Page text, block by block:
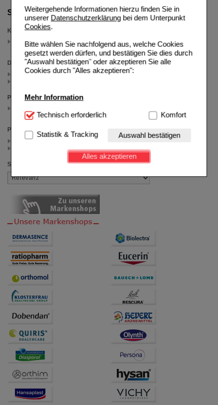
Weitergehende Informationen hierzu finden Sie in
unserer Datenschutzerklärungbei dem Unterpunkt
Cookies.
Bitte wählen Sie nachfolgend aus, welche Cookies
gesetzt werden dürfen, und bestätigen Sie dies durch
"Auswahl bestätigen" oder akzeptieren Sie alle
Cookies durch "Alles akzeptieren":
Mehr Information
Technisch Notwendig:Hierbei handelt es sich um
Website notwendig sind (z.B. Navigation, Warenkorb,
Kundenkonto), weshalb auf diese nicht verzichtet
werden kann.
Einkaufserlebnis noch ansprechender zu gestalten,
beispielsweise für die Wiedererkennung des
Besuchers oder unsere Seite an bevorzugte
Verhaltensweisen (z.B. Spracheinstellung)
anzupassen. Komfort-Cookies ermöglichen es uns
auch auf Ihre Bedürfnisse zugeschrittene Inhalte
betreiben.
Statistik & Tracking:
Hierüber lassen sich
Informationen über die Art und Weise der Nutzung
unserer Website sammeln, mit deren Hilfe wir unsere
Website weiter für Sie optimieren können, den Inhalt
auf unserer Website aber auch die Werbung auf
Drittseiten möglichst relevant für Sie zu gestalten.
Dritte wie z.B. Google oder soziale Medien
Technisch erforderlich Komfort
Statistik & Tracking Auswahl bestätigen
Alles akzeptieren
Suche verfeinern
Kategorien
Pari
(auswahl entfernen)
Darreichungsform
Beutel (4)
Packungsgröße
(auswahl entfernen)
Preis
< 50.00 (24)
Sortieren nach